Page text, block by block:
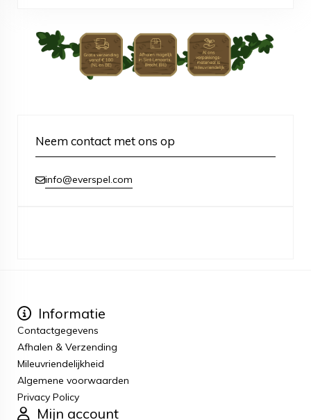
Neem contact met ons op
info@everspel.com
Informatie
Contactgegevens
Afhalen & Verzending
Mileuvriendelijkheid
Algemene voorwaarden
Privacy Policy
Mijn account